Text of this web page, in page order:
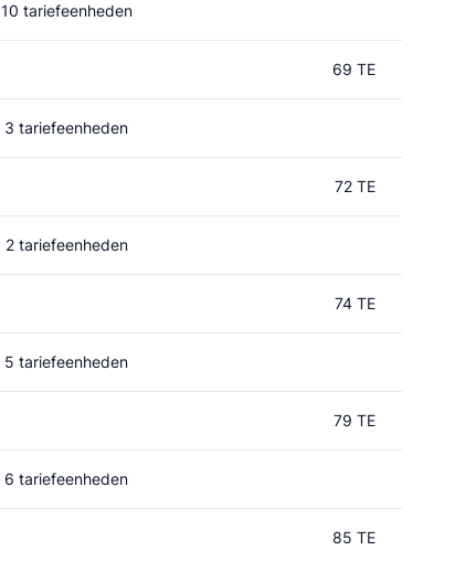
10 tariefeenheden
69 TE
3 tariefeenheden
72 TE
2 tariefeenheden
74 TE
5 tariefeenheden
79 TE
6 tariefeenheden
85 TE